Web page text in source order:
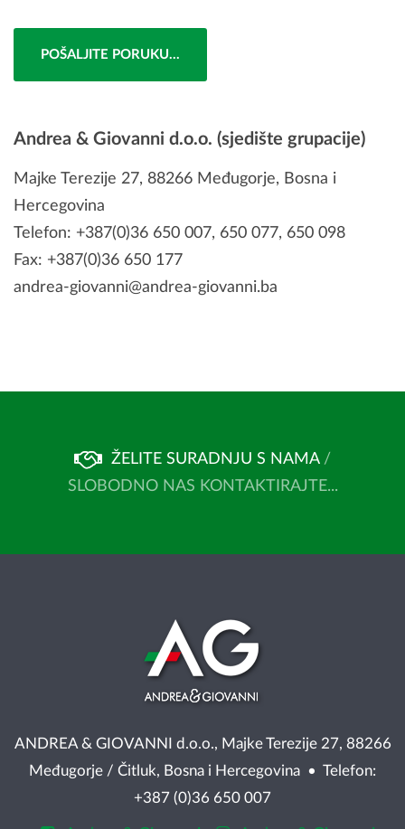
Andrea & Giovanni d.o.o. (sjedište grupacije)
Majke Terezije 27, 88266 Međugorje, Bosna i
Hercegovina
Telefon: +387(0)36 650 007, 650 077, 650 098
Fax: +387(0)36 650 177
andrea-giovanni@andrea-giovanni.ba
ŽELITE SURADNJU S NAMA /
SLOBODNO NAS KONTAKTIRAJTE...
ANDREA & GIOVANNI d.o.o., Majke Terezije 27, 88266
Međugorje / Čitluk, Bosna i Hercegovina • Telefon:
+387 (0)36 650 007